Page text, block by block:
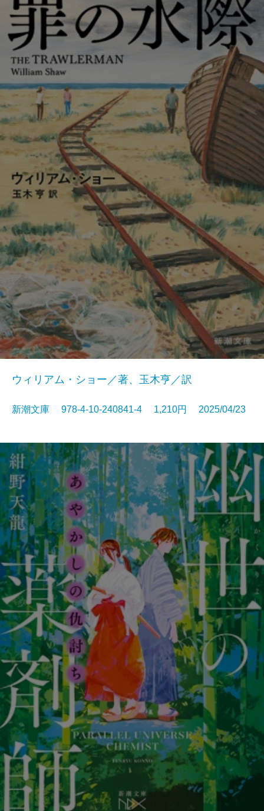
ウィリアム・ショー／著、玉木亨／訳
新潮文庫 978-4-10-240841-4 1,210円 2025/04/23